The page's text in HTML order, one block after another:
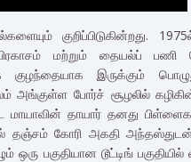
குறிப்பிடுகின்றது.
மற்றும் தையல்ப் பணி
இருக்கும்
அங்குள்ள போர்ச் சூழலில்
தாயார் தனது
தஞ்சம் கோரி அகதி
பகுதியான டூட்டிங்